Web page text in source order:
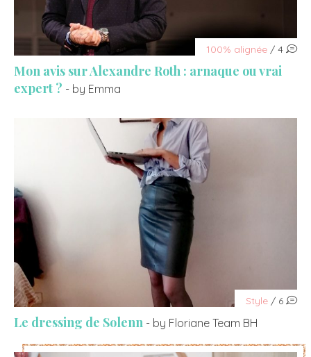
100% alignée / 4
Mon avis sur Alexandre Roth : arnaque ou vrai
expert ? - by Emma
Style / 6
Le dressing de Solenn - by Floriane Team BH